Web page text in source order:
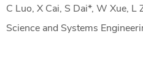
C Luo, X Cai, S Dai*, W Xue, L
Science and Systems